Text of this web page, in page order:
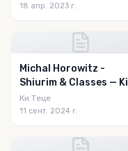
18 апр. 2023 г.
Michal Horowitz -
Shiurim & Classes — Ki
Teitzei 5784
Ки Теце
11 сент. 2024 г.